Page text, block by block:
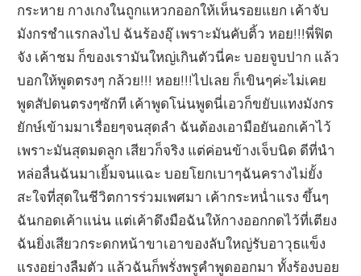
กระหาย กางเกงในถูกแหวกออกให้เห็นรอยแยก เค้าจับ
มังกรชำแรกลงไป ฉันร้องอุ๊ เพราะมันคับติ้ว หอย!!!พี่ฟิต
จัง เค้าชม ก็ของเรามันใหญ่เกินตัวนี่คะ บอยจูบปาก แล้ว
บอกให้พูดตรงๆ กล้วย!!! หอย!!!ไปเลย ก็เขินๆค่ะไม่เคย
พูดสัปดนตรงๆซักที เค้าพูดโน่นพูดนี่เอวก็ขยับแทงมังกร
ยักษ์เข้ามมาเรื่อยๆจนสุดลำ ฉันต้องเอามือยันอกเค้าไว้
เพราะมันสุดมดลูก เสียวก็จริง แต่ค่อนข้างเจ็บนิด ดีที่นำ
หล่อลื่นฉันมาเยิ้มจนแฉะ บอยโยกเบาๆฉันครางไม่ยั้ง
สะใจที่สุดในชีวิตการร่วมเพศมา เค้ากระหน่ำแรง ขึ้นๆ
ฉันกอดเค้าแน่น แต่เค้าดึงมือฉันให้กางออกกดไว้ที่เตียง
ฉันยิ่งเสียวกระดกหน้าขาเอาของลับใหญ่รับอาวุธแข็ง
แรงอย่างลืมตัว แล้วฉันก็พรั่งพรูคำพูดออกมา ทั้งร้องบอย